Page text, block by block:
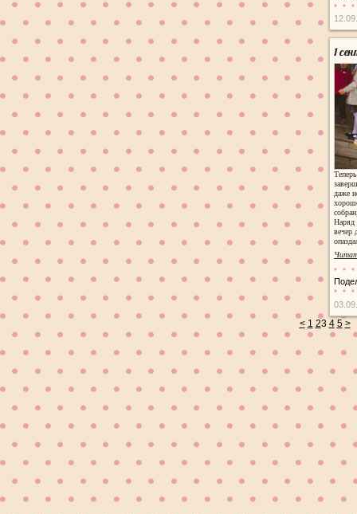
1
даже
Наряд
вечер
< 1 23 4 5 >